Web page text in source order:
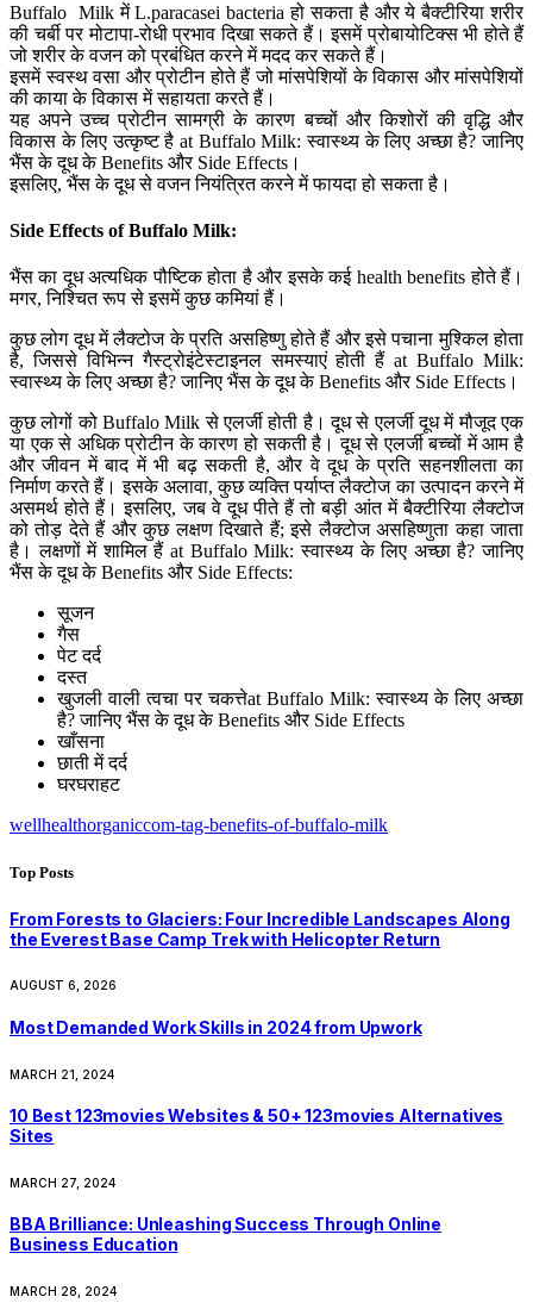
Buffalo Milk में L.paracasei bacteria हो सकता है और ये बैक्टीरिया शरीर
की चर्बी पर मोटापा-रोधी प्रभाव दिखा सकते हैं। इसमें प्रोबायोटिक्स भी होते हैं
जो शरीर के वजन को प्रबंधित करने में मदद कर सकते हैं।
इसमें स्वस्थ वसा और प्रोटीन होते हैं जो मांसपेशियों के विकास और मांसपेशियों
की काया के विकास में सहायता करते हैं।
यह अपने उच्च प्रोटीन सामग्री के कारण बच्चों और किशोरों की वृद्धि और
विकास के लिए उत्कृष्ट है at Buffalo Milk: स्वास्थ्य के लिए अच्छा है? जानिए
भैंस के दूध के Benefits और Side Effects।
इसलिए, भैंस के दूध से वजन नियंत्रित करने में फायदा हो सकता है।
Side Effects of Buffalo Milk:
भैंस का दूध अत्यधिक पौष्टिक होता है और इसके कई health benefits होते हैं।
मगर, निश्चित रूप से इसमें कुछ कमियां हैं।
कुछ लोग दूध में लैक्टोज के प्रति असहिष्णु होते हैं और इसे पचाना मुश्किल होता
है, जिससे विभिन्न गैस्ट्रोइंटेस्टाइनल समस्याएं होती हैं at Buffalo Milk:
स्वास्थ्य के लिए अच्छा है? जानिए भैंस के दूध के Benefits और Side Effects।
कुछ लोगों को Buffalo Milk से एलर्जी होती है। दूध से एलर्जी दूध में मौजूद एक
या एक से अधिक प्रोटीन के कारण हो सकती है। दूध से एलर्जी बच्चों में आम है
और जीवन में बाद में भी बढ़ सकती है, और वे दूध के प्रति सहनशीलता का
निर्माण करते हैं। इसके अलावा, कुछ व्यक्ति पर्याप्त लैक्टोज का उत्पादन करने में
असमर्थ होते हैं। इसलिए, जब वे दूध पीते हैं तो बड़ी आंत में बैक्टीरिया लैक्टोज
को तोड़ देते हैं और कुछ लक्षण दिखाते हैं; इसे लैक्टोज असहिष्णुता कहा जाता
है। लक्षणों में शामिल हैं at Buffalo Milk: स्वास्थ्य के लिए अच्छा है? जानिए
भैंस के दूध के Benefits और Side Effects:
सूजन
गैस
पेट दर्द
दस्त
खुजली वाली त्वचा पर चकत्तेat Buffalo Milk: स्वास्थ्य के लिए अच्छा
है? जानिए भैंस के दूध के Benefits और Side Effects
खाँसना
छाती में दर्द
घरघराहट
wellhealthorganiccom-tag-benefits-of-buffalo-milk
Top Posts
From Forests to Glaciers: Four Incredible Landscapes Along
the Everest Base Camp Trek with Helicopter Return
AUGUST 6, 2026
Most Demanded Work Skills in 2024 from Upwork
MARCH 21, 2024
10 Best 123movies Websites & 50+ 123movies Alternatives
Sites
MARCH 27, 2024
BBA Brilliance: Unleashing Success Through Online
Business Education
MARCH 28, 2024